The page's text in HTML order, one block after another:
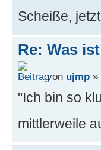
Scheiße,
Re: Was
von ujmp »
"Ich bin so
mittlerweile